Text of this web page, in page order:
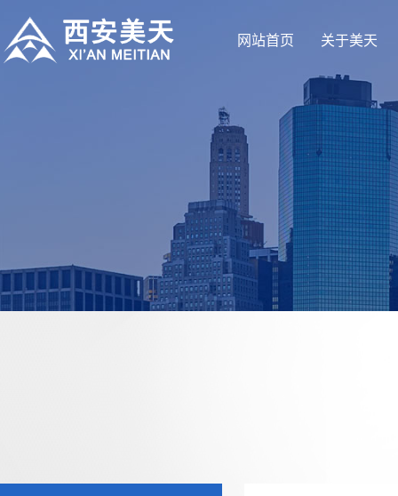
网站首页 关于美天